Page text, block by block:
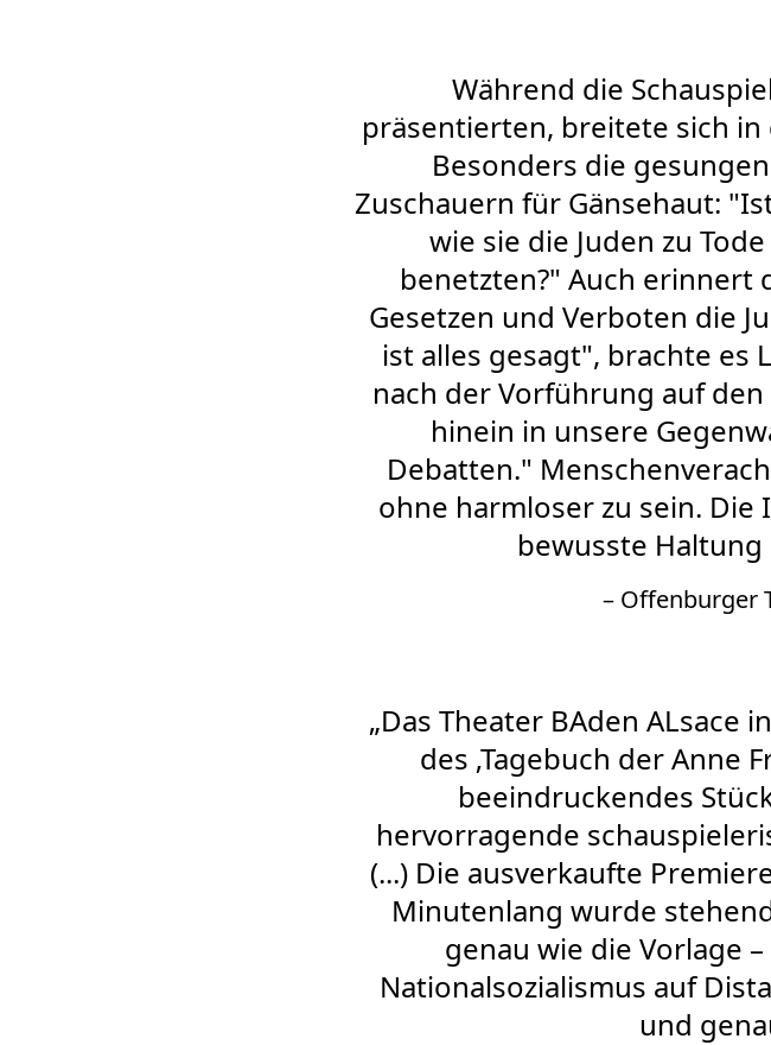
Während die
präsentierten, breitete sich
Besonders die
Zuschauern für Gänsehaut:
wie sie die Juden zu
benetzten?" Auch erinnert
Gesetzen und Verboten die
ist alles gesagt", brachte es
nach der Vorführung auf
hinein in unsere
Debatten."
ohne harmloser zu sein. Die
bewusste
– Offenburger
„Das Theater BAden ALsace
des ‚Tagebuch der Anne
beeindruckendes
hervorragende
(...) Die ausverkaufte
Minutenlang wurde
genau wie die Vorlage
Nationalsozialismus auf
und